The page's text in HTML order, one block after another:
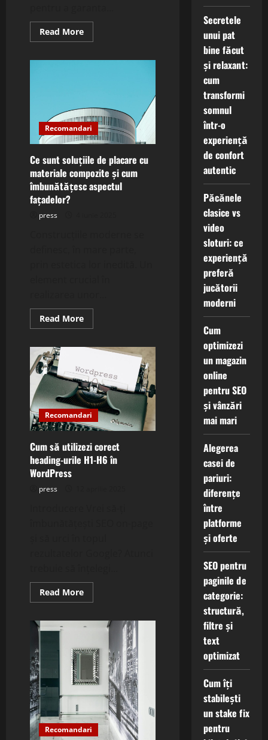
Read MoreRead
more
și
cum
asigură
siguranța
în
de
mari
dimensiuni?
Recomandari
Ce sunt soluțiile de placare cu
materiale compozite și cum
îmbunătățesc aspectul
fațadelor?
press
Read MoreRead
more
sunt
de
placare
cu
materiale
compozite
și
cum
îmbunătățesc
fațadelor?
Recomandari
Cum să utilizezi corect
heading-urile H1-H6 în
WordPress
press
Read MoreRead
more
să
utilizezi
heading-
urile
H1-
H6
în
WordPress
Recomandari
Secretele
unui pat
bine făcut
și relaxant:
cum
transformi
somnul
într-o
experiență
de confort
autentic
Păcănele
clasice vs
video
sloturi: ce
experiență
preferă
jucătorii
moderni
Cum
optimizezi
un magazin
online
pentru SEO
și vânzări
mai mari
Alegerea
casei de
pariuri:
diferențe
între
platforme
și oferte
SEO pentru
paginile de
categorie:
structură,
filtre și
text
optimizat
Cum îți
stabilești
un stake fix
pentru